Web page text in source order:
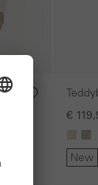
€
New
local